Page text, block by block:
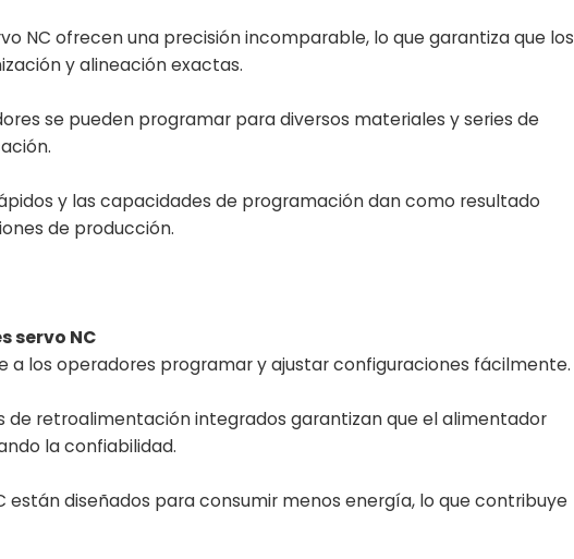
NC ofrecen una precisión incomparable, lo que garantiza que los
y alineación exactas.
se pueden programar para diversos materiales y series de
y las capacidades de programación dan como resultado
de producción.
servo NC
los operadores programar y ajustar configuraciones fácilmente.
de retroalimentación integrados garantizan que el alimentador
la confiabilidad.
están diseñados para consumir menos energía, lo que contribuye